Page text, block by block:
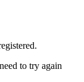
to try again